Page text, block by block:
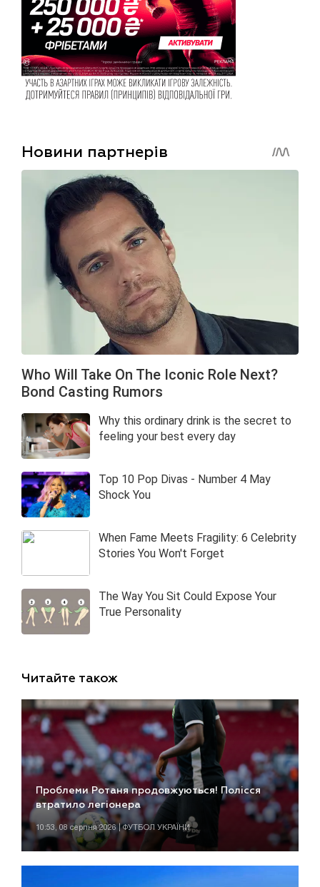
Читайте також
Проблеми Ротаня продовжуються! Полісся
втратило легіонера
10:53, 08 серпня 2026 | ФУТБОЛ УКРАЇНИ